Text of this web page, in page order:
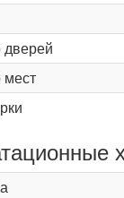
дверей
мест